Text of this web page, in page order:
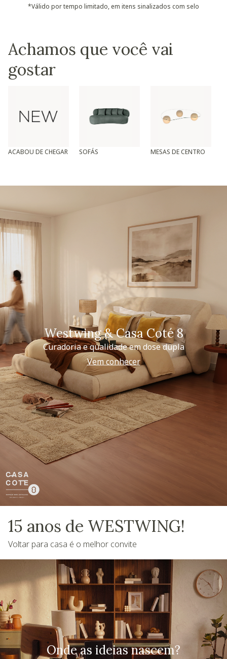
*Válido por tempo limitado, em itens sinalizados com selo
Achamos que você vai
gostar
ACABOU DE CHEGAR SOFÁS MESAS DE CENTRO
Westwing & Casa Coté 8
Curadoria e qualidade em dose dupla
Vem conhecer
15 anos de WESTWING!
Voltar para casa é o melhor convite
Onde as ideias nascem?